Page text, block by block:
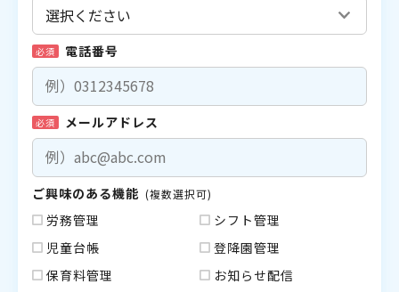
必須 電話番号
必須 メールアドレス
ご興味のある機能 (複数選択可)
労務管理
シフト管理
児童台帳
登降園管理
保育料管理
お知らせ配信